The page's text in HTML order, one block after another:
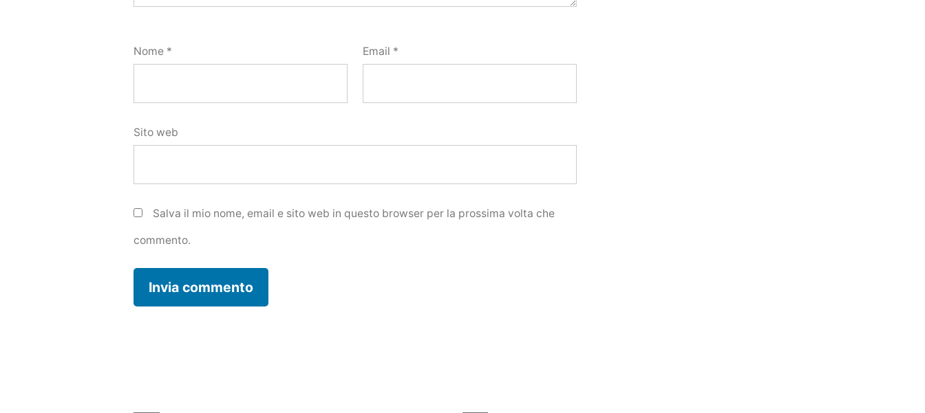
Nome * Email *
Sito web
Salva il mio nome, email e sito web in questo browser per la prossima volta che
commento.